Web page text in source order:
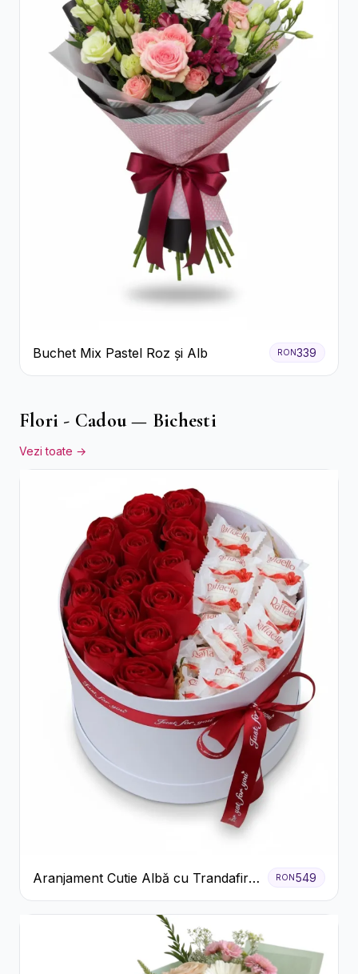
Buchet Mix Pastel Roz și Alb RON339
Flori - Cadou — Bichesti
Vezi toate →
Aranjament Cutie Albă cu Trandafiri
Roșii și Raffaello
RON 549